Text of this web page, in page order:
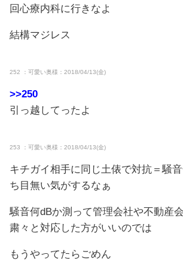
回心療内科に行きなよ
結構マジレス
252 ：可愛い奥様：2018/04/13(金)
>>250
引っ越してったよ
253 ：可愛い奥様：2018/04/13(金)
キチガイ相手に同じ土俵で対抗＝騒
ち目無い気がするなぁ
騒音何dBか測って管理会社や不動産
粛々と対応した方がいいのでは
もうやってたらごめん